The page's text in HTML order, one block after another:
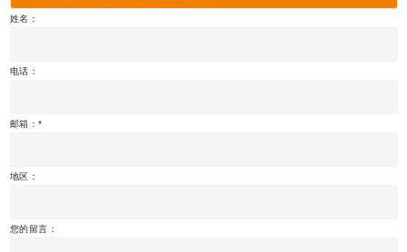
姓名：
电话：
邮箱：
地区：
您的留言：